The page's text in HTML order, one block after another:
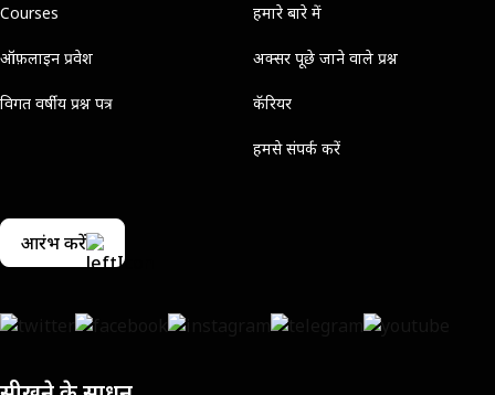
Courses
ऑफ़लाइन प्रवेश
विगत वर्षीय प्रश्न पत्र
हमारे बारे में
अक्सर पूछे जाने वाले प्रश्न
कॅरियर
हमसे संपर्क करें
आरंभ करें